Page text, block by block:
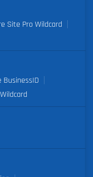
Site Pro Wildcard
BusinessID